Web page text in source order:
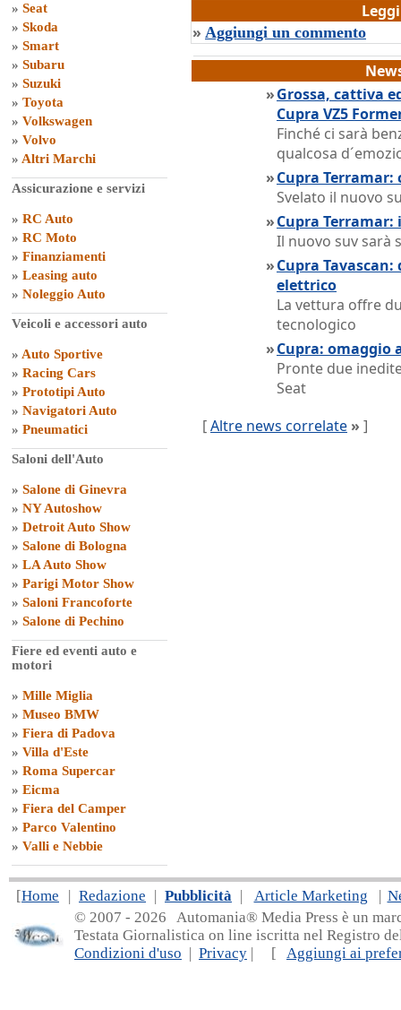
» Seat
» Skoda
» Smart
» Subaru
» Suzuki
» Toyota
» Volkswagen
» Volvo
» Altri Marchi
Assicurazione e servizi
» RC Auto
» RC Moto
» Finanziamenti
» Leasing auto
» Noleggio Auto
Veicoli e accessori auto
» Auto Sportive
» Racing Cars
» Prototipi Auto
» Navigatori Auto
» Pneumatici
Saloni dell'Auto
» Salone di Ginevra
» NY Autoshow
» Detroit Auto Show
» Salone di Bologna
» LA Auto Show
» Parigi Motor Show
» Saloni Francoforte
» Salone di Pechino
Fiere ed eventi auto e
motori
» Mille Miglia
» Museo BMW
» Fiera di Padova
» Villa d'Este
» Roma Supercar
» Eicma
» Fiera del Camper
» Parco Valentino
» Valli e Nebbie
» Aggiungi un commento
»Grossa, cattiva
Cupra VZ5
Finché ci sarà
qualcosa
»Cupra
Svelato il nuovo
»Cupra
Il nuovo suv sarà
»Cupra
elettrico
La vettura offre
tecnologico
»Cupra: omaggio
Pronte due
Seat
[Altre news correlate » ]
[Home | Redazione | Pubblicità | Article Marketing |
© 2007 - 2026 Automania® Media Press è un
Testata Giornalistica on line iscritta nel Registro
Condizioni d'uso | Privacy | [ Aggiungi ai